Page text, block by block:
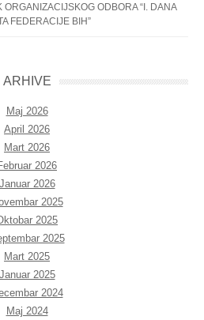
ODBORA “I. DANA
FEDERACIJE BIH”
ARHIVE
Maj 2026
April 2026
Mart 2026
2026
Januar 2026
2025
2025
2025
Mart 2025
Januar 2025
2024
Maj 2024